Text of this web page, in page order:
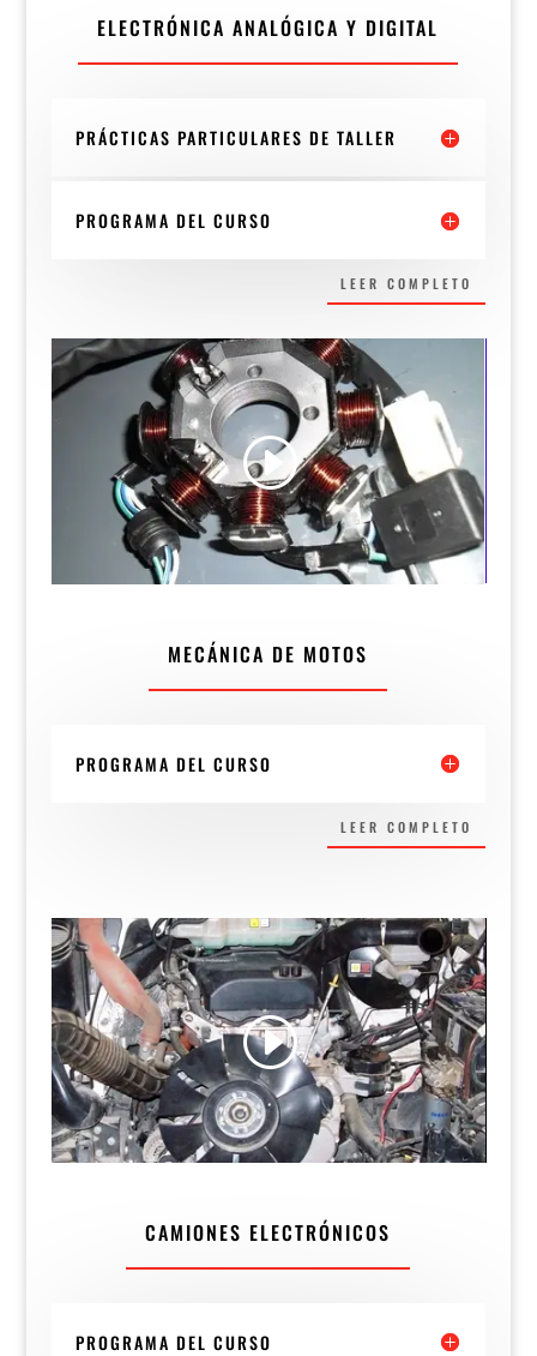
ELECTRÓNICA ANALÓGICA Y DIGITAL
PRÁCTICAS PARTICULARES DE TALLER
PROGRAMA DEL CURSO
LEER COMPLETO
MECÁNICA DE MOTOS
PROGRAMA DEL CURSO
LEER COMPLETO
CAMIONES ELECTRÓNICOS
PROGRAMA DEL CURSO